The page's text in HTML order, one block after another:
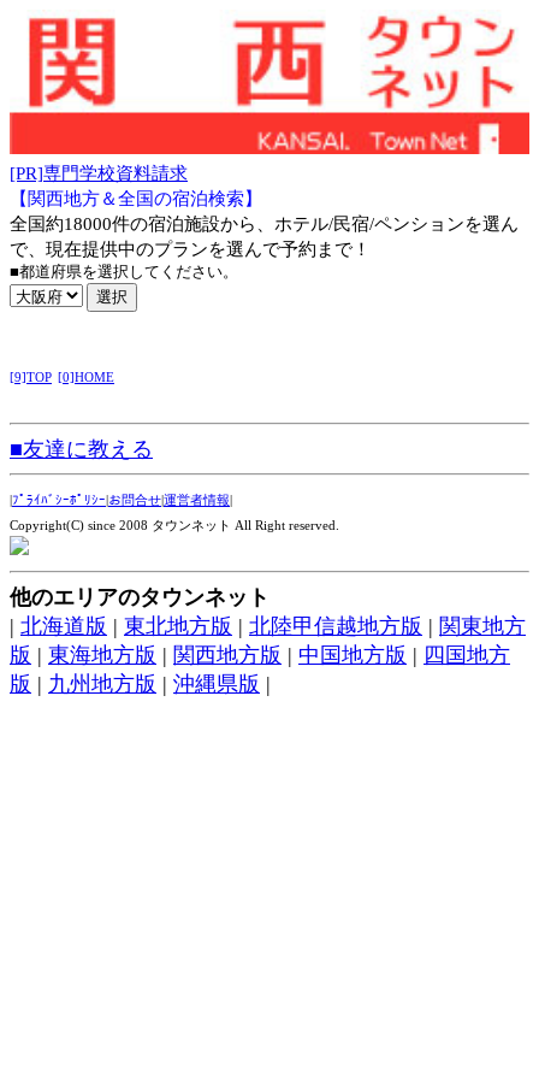
[PR]専門学校資料請求
【関西地方＆全国の宿泊検索】
全国約18000件の宿泊施設から、ホテル/民宿/ペンションを選ん
で、現在提供中のプランを選んで予約まで！
■都道府県を選択してください。
[9]TOP [0]HOME
■友達に教える
ﾌﾟﾗｲﾊﾞｼｰﾎﾟﾘｼｰ お問合せ運営者情報
Copyright(C) since 2008 タウンネット All Right reserved.
他のエリアのタウンネット
| 北海道版 | 東北地方版 | 北陸甲信越地方版 | 関東地方
版 | 東海地方版 | 関西地方版 | 中国地方版 | 四国地方
版 | 九州地方版 | 沖縄県版 |